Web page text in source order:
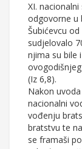
XI.
odgovorne u
Šubićevcu
sudjelovalo
njima su bile
(Iz 6,8).
Nakon
nacionalni
vođenju
bratstvu te
se framaši